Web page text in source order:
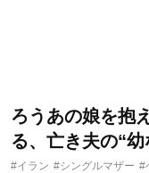
ろうあの娘を抱
る、亡き夫の“
#イラン #シングルマザー #